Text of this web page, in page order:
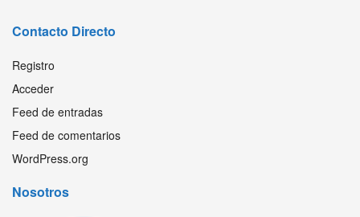
Contacto Directo
Registro
Acceder
Feed de entradas
Feed de comentarios
WordPress.org
Nosotros